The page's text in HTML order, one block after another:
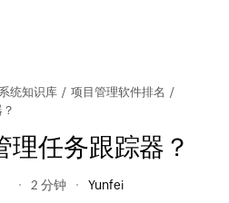
统知识库 / 项目管理软件排名 /
理任务跟踪器？
2 分钟 Yunfei